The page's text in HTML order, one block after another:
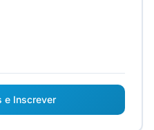
e Inscrever